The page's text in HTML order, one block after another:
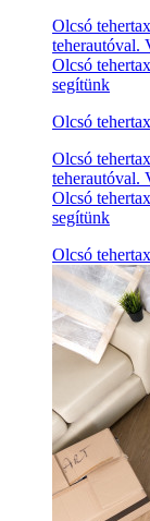
Olcsó
teherautóval.
Olcsó
segítünk
Olcsó
Olcsó
teherautóval.
Olcsó
segítünk
Olcsó